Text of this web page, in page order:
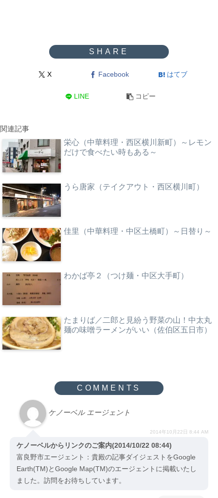
X Facebook はてブ
LINE コピー
関連記事
栄心（中華料理・西区横川新町）～レモン
だけで食べたい時もある～
うら唐家（テイクアウト・西区横川町）
佳里（中華料理・中区土橋町）～日替り～
わかば亭２（つけ麺・中区大手町）
たまりば／二郎と見紛う野菜の山！中太丸
麺の味噌ラーメンがいい（佐伯区五日市）
ケノーベル エージェント
2014年10月22日 8:44 AM
ケノーベルからリンクのご案内(2014/10/22 08:44)
富良野市エージェント：貴殿の記事ダイジェストをGoogle
Earth(TM)とGoogle Map(TM)のエージェントに掲載いたし
ました。訪問をお待ちしています。